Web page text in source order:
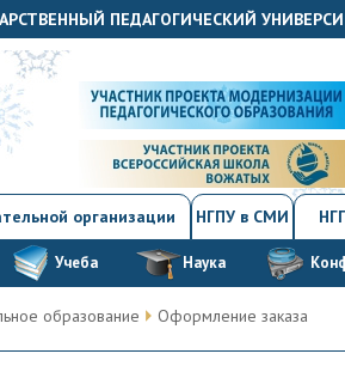
ПЕДАГОГИЧЕСКИЙ
организации НГПУ в СМИ
Учеба Наука
образование Оформление заказа